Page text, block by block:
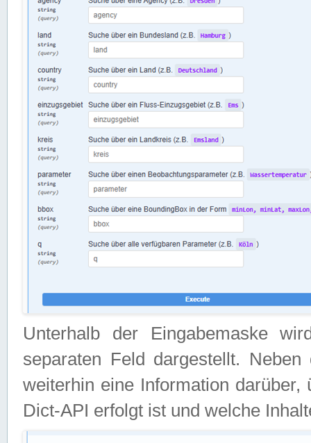
Unterhalb der Eingabemaske
separaten Feld dargestellt.
weiterhin eine Information
Dict-API erfolgt ist und welche